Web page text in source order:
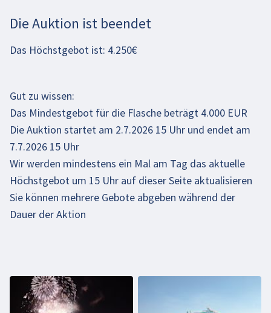
Die Auktion ist beendet
Das Höchstgebot ist: 4.250€
Gut zu wissen:
Das Mindestgebot für die Flasche beträgt 4.000 EUR
Die Auktion startet am 2.7.2026 15 Uhr und endet am
7.7.2026 15 Uhr
Wir werden mindestens ein Mal am Tag das aktuelle
Höchstgebot um 15 Uhr auf dieser Seite aktualisieren
Sie können mehrere Gebote abgeben während der
Dauer der Aktion
Beim Abspielen des Videos können persönliche